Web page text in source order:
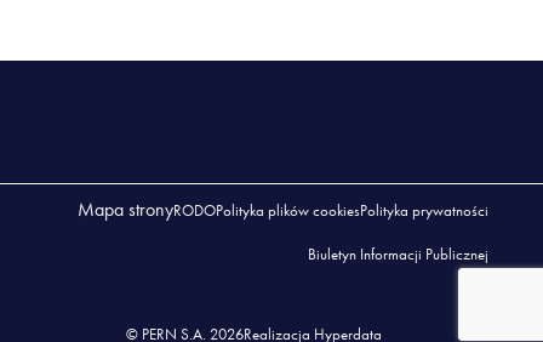
Mapa stronyRODOPolityka plików cookiesPolityka prywatności
Biuletyn Informacji Publicznej
© PERN S.A. 2026Realizacja Hyperdata